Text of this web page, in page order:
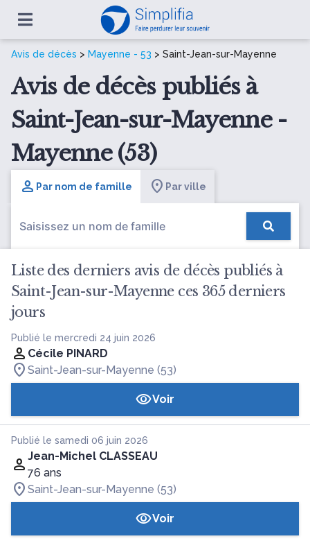
Avis de décès > Mayenne - 53 > Saint-Jean-sur-Mayenne
Avis de décès publiés à
Saint-Jean-sur-Mayenne -
Mayenne (53)
Par nom de famille Par ville
Liste des derniers avis de décès publiés à
Saint-Jean-sur-Mayenne ces 365 derniers
jours
Publié le mercredi 24 juin 2026
Cécile PINARD
Saint-Jean-sur-Mayenne (53)
Voir
Publié le samedi 06 juin 2026
Jean-Michel CLASSEAU
76 ans
Saint-Jean-sur-Mayenne (53)
Voir